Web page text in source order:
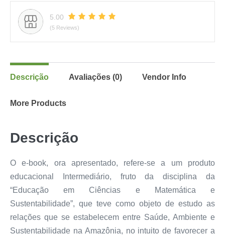
5.00
(5 Reviews)
Descrição Avaliações (0) Vendor Info
More Products
Descrição
O e-book, ora apresentado, refere-se a um produto
educacional Intermediário, fruto da disciplina da
“Educação em Ciências e Matemática e
Sustentabilidade”, que teve como objeto de estudo as
relações que se estabelecem entre Saúde, Ambiente e
Sustentabilidade na Amazônia, no intuito de favorecer a